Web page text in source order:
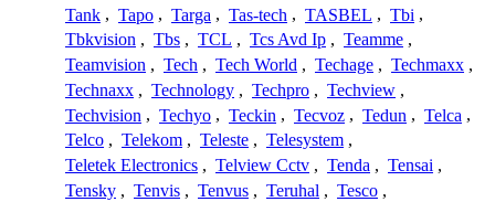
Tank , Tapo , Targa , Tas-tech , TASBEL , Tbi ,
Tbkvision , Tbs , TCL , Tcs Avd Ip , Teamme ,
Teamvision , Tech , Tech World , Techage , Techmaxx ,
Technaxx , Technology , Techpro , Techview ,
Techvision , Techyo , Teckin , Tecvoz , Tedun , Telca ,
Telco , Telekom , Teleste , Telesystem ,
Teletek Electronics , Telview Cctv , Tenda , Tensai ,
Tensky , Tenvis , Tenvus , Teruhal , Tesco ,